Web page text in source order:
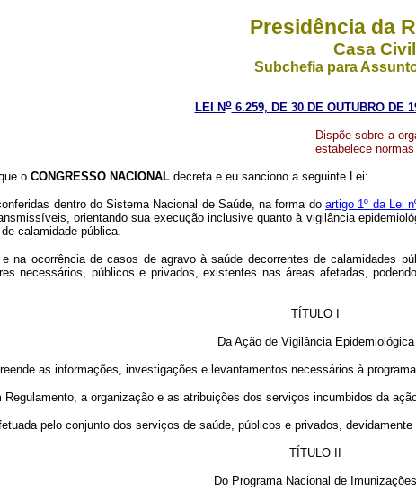
Presidência da
Casa Civil
Subchefia para
LEI No6.259, DE 30 DE OUTUBRO DE
Dispõe sobre a
estabelece
o CONGRESSO NACIONAL decreta e eu sanciono a seguinte Lei:
dentro do Sistema Nacional de Saúde, na forma doartigo 1º da Lei
orientando sua execução inclusive quanto à vigilância
calamidade pública.
na ocorrência de casos de agravo à saúde decorrentes de calamidades
necessários, públicos e privados, existentes nas áreas afetadas,
TÍTULO I
Da Ação de Vigilância Epidemiológica
as informações, investigações e levantamentos necessários à
Regulamento, a organização e as atribuições dos serviços incumbidos da
pelo conjunto dos serviços de saúde, públicos e privados,
TÍTULO II
Do Programa Nacional de Imunizações